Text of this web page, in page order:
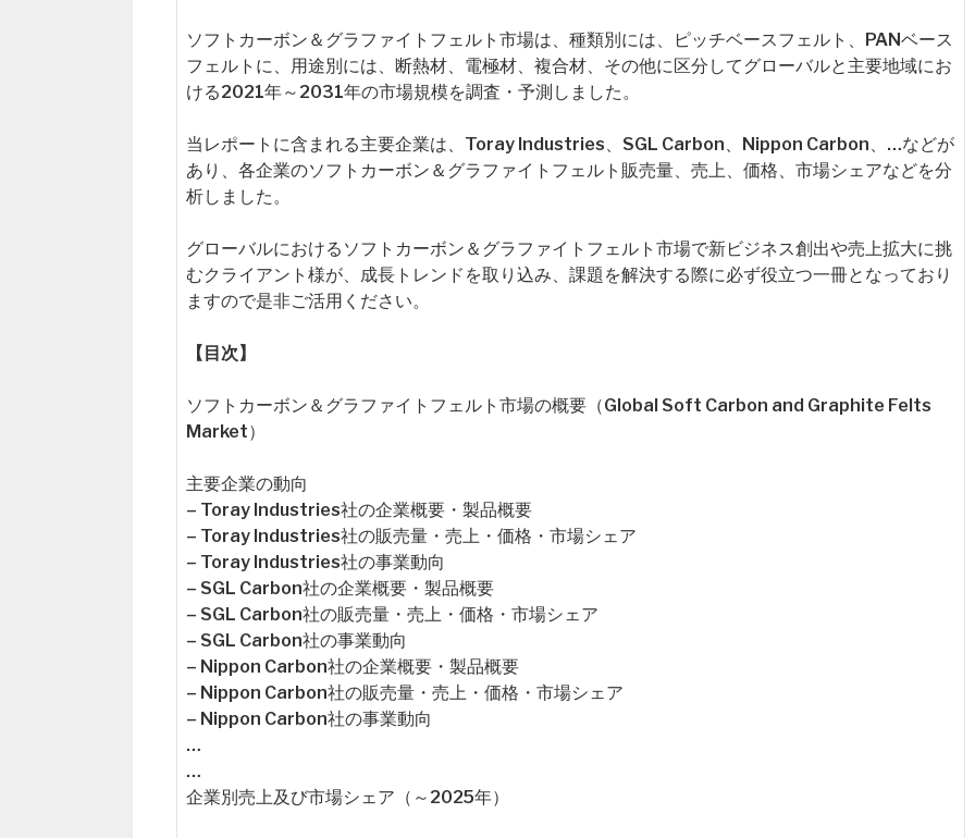
ソフトカーボン＆グラファイトフェルト市場は、種類別には、ピッチベースフェルト、PANベース
フェルトに、用途別には、断熱材、電極材、複合材、その他に区分してグローバルと主要地域にお
ける2021年～2031年の市場規模を調査・予測しました。
当レポートに含まれる主要企業は、Toray Industries、SGL Carbon、Nippon Carbon、…などが
あり、各企業のソフトカーボン＆グラファイトフェルト販売量、売上、価格、市場シェアなどを分
析しました。
グローバルにおけるソフトカーボン＆グラファイトフェルト市場で新ビジネス創出や売上拡大に挑
むクライアント様が、成長トレンドを取り込み、課題を解決する際に必ず役立つ一冊となっており
ますので是非ご活用ください。
【目次】
ソフトカーボン＆グラファイトフェルト市場の概要（Global Soft Carbon and Graphite Felts
Market）
主要企業の動向
– Toray Industries社の企業概要・製品概要
– Toray Industries社の販売量・売上・価格・市場シェア
– Toray Industries社の事業動向
– SGL Carbon社の企業概要・製品概要
– SGL Carbon社の販売量・売上・価格・市場シェア
– SGL Carbon社の事業動向
– Nippon Carbon社の企業概要・製品概要
– Nippon Carbon社の販売量・売上・価格・市場シェア
– Nippon Carbon社の事業動向
…
…
企業別売上及び市場シェア（～2025年）